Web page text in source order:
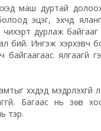
маш дуртай
эцэг, эхчүүд
чихэрт дурлаж
бий. Ингэж хэрхэвч
байгаагаас ялгаагүй
хүүхдэд мэдрүүлэхгүй
Багаас нь зөв
тэр.